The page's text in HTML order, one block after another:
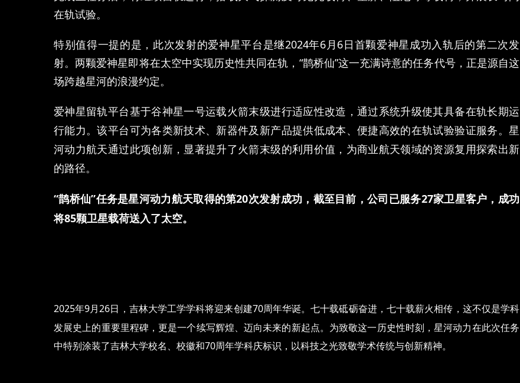
在轨试验。
特别值得一提的是，此次发射的爱神星平台是继2024年6月6日首颗爱神星成功入轨后的第二次发
射。两颗爱神星即将在太空中实现历史性共同在轨，“鹊桥仙”这一充满诗意的任务代号，正是源自这
场跨越星河的浪漫约定。
爱神星留轨平台基于谷神星一号运载火箭末级进行适应性改造，通过系统升级使其具备在轨长期运
行能力。该平台可为各类新技术、新器件及新产品提供低成本、便捷高效的在轨试验验证服务。星
河动力航天通过此项创新，显著提升了火箭末级的利用价值，为商业航天领域的资源复用探索出新
的路径。
“鹊桥仙”任务是星河动力航天取得的第20次发射成功，截至目前，公司已服务27家卫星客户，成功
将85颗卫星载荷送入了太空。
2025年9月26日，吉林大学工学学科将迎来创建70周年华诞。七十载砥砺奋进，七十载薪火相传，这不仅是学科
发展史上的重要里程碑，更是一个续写辉煌、迈向未来的新起点。为致敬这一历史性时刻，星河动力在此次任务
中特别涂装了吉林大学校名、校徽和70周年学科庆标识，以科技之光致敬学术传统与创新精神。